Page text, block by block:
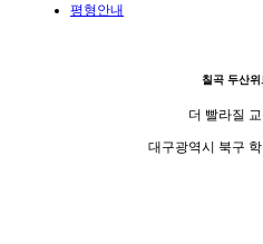
평형안내
칠곡 두산
더 빨라질
대구광역시 북구